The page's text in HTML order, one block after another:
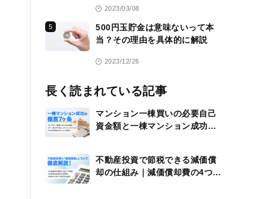
2023/03/08
5
500円玉貯金は意味ないって本
当？その理由を具体的に解説
2023/12/26
長く読まれている記事
マンション一棟買いの必要自己
資金額と一棟マンション成功の
不動産投資で節税できる減価償
却の仕組み｜減価償却費の4つの